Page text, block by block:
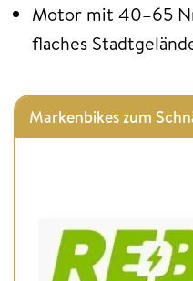
Motor mit 40–65
flaches
Markenbikes zum